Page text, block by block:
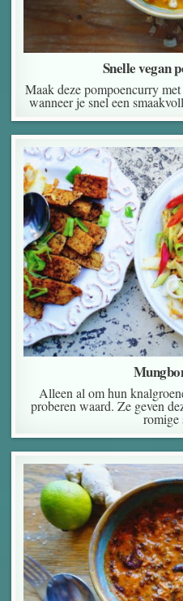
Snelle vegan
Maak deze pompoencurry
wanneer je snel een
Alleen al om hun
proberen waard. Ze geven
romige